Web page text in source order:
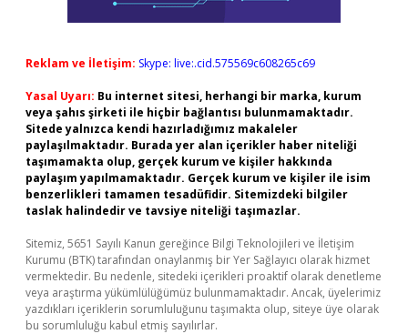
Reklam ve İletişim: Skype: live:.cid.575569c608265c69
Yasal Uyarı: Bu internet sitesi, herhangi bir marka, kurum
veya şahıs şirketi ile hiçbir bağlantısı bulunmamaktadır.
Sitede yalnızca kendi hazırladığımız makaleler
paylaşılmaktadır. Burada yer alan içerikler haber niteliği
taşımamakta olup, gerçek kurum ve kişiler hakkında
paylaşım yapılmamaktadır. Gerçek kurum ve kişiler ile isim
benzerlikleri tamamen tesadüfidir. Sitemizdeki bilgiler
taslak halindedir ve tavsiye niteliği taşımazlar.
Sitemiz, 5651 Sayılı Kanun gereğince Bilgi Teknolojileri ve İletişim
Kurumu (BTK) tarafından onaylanmış bir Yer Sağlayıcı olarak hizmet
vermektedir. Bu nedenle, sitedeki içerikleri proaktif olarak denetleme
veya araştırma yükümlülüğümüz bulunmamaktadır. Ancak, üyelerimiz
yazdıkları içeriklerin sorumluluğunu taşımakta olup, siteye üye olarak
bu sorumluluğu kabul etmiş sayılırlar.